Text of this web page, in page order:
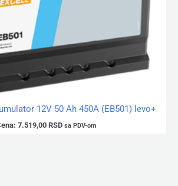
12V 50 Ah 450A (EB501) levo+
7.519,00 RSD sa PDV-om